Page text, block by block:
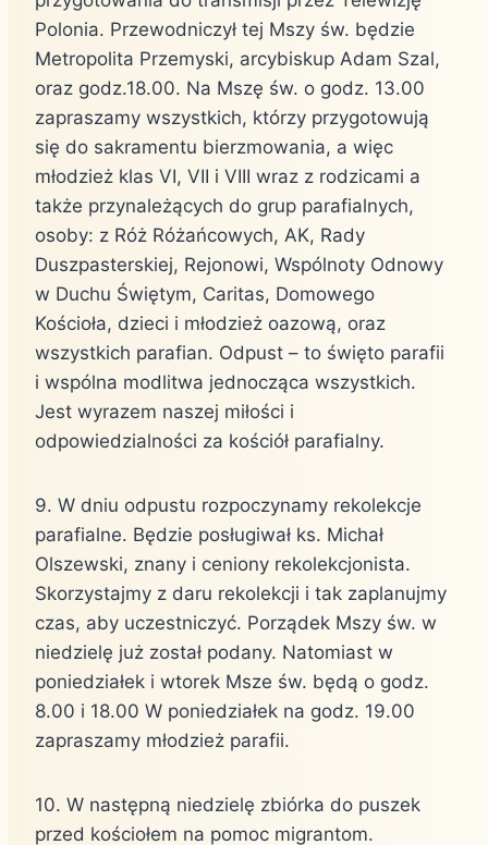
Polonia. Przewodniczył tej Mszy św. będzie
Metropolita Przemyski, arcybiskup Adam Szal,
oraz godz.18.00. Na Mszę św. o godz. 13.00
zapraszamy wszystkich, którzy przygotowują
się do sakramentu bierzmowania, a więc
młodzież klas VI, VII i VIII wraz z rodzicami a
także przynależących do grup parafialnych,
osoby: z Róż Różańcowych, AK, Rady
Duszpasterskiej, Rejonowi, Wspólnoty Odnowy
w Duchu Świętym, Caritas, Domowego
Kościoła, dzieci i młodzież oazową, oraz
wszystkich parafian. Odpust – to święto parafii
i wspólna modlitwa jednocząca wszystkich.
Jest wyrazem naszej miłości i
odpowiedzialności za kościół parafialny.
9. W dniu odpustu rozpoczynamy rekolekcje
parafialne. Będzie posługiwał ks. Michał
Olszewski, znany i ceniony rekolekcjonista.
Skorzystajmy z daru rekolekcji i tak zaplanujmy
czas, aby uczestniczyć. Porządek Mszy św. w
niedzielę już został podany. Natomiast w
poniedziałek i wtorek Msze św. będą o godz.
8.00 i 18.00 W poniedziałek na godz. 19.00
zapraszamy młodzież parafii.
10. W następną niedzielę zbiórka do puszek
przed kościołem na pomoc migrantom.